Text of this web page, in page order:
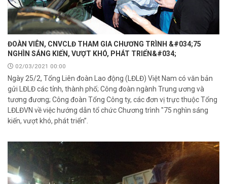
ĐOÀN VIÊN, CNVCLĐ THAM GIA CHƯƠNG TRÌNH &#034;75
NGHÌN SÁNG KIẾN, VƯỢT KHÓ, PHÁT TRIỂN&#034;
02/03/2021 00:00
Ngày 25/2, Tổng Liên đoàn Lao động (LĐLĐ) Việt Nam có văn bản
gửi LĐLĐ các tỉnh, thành phố; Công đoàn ngành Trung ương và
tương đương; Công đoàn Tổng Công ty, các đơn vị trực thuộc Tổng
LĐLĐVN về việc hướng dẫn tổ chức Chương trình "75 nghìn sáng
kiến, vượt khó, phát triển”.